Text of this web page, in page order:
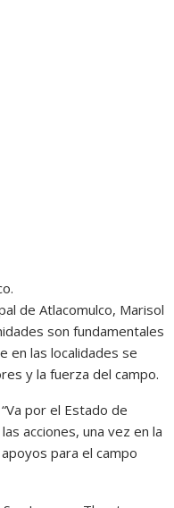
de Atlacomulco, Marisol
son fundamentales
en las localidades se
y la fuerza del campo.
por el Estado de
acciones, una vez en la
para el campo